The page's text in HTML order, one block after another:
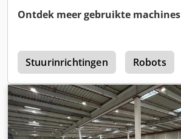
Ontdek meer gebruikte machines
Stuurinrichtingen Robots